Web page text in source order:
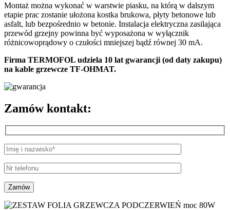
Montaż można wykonać w warstwie piasku, na którą w dalszym
etapie prac zostanie ułożona kostka brukowa, płyty betonowe lub
asfalt, lub bezpośrednio w betonie. Instalacja elektryczna zasilająca
przewód grzejny powinna być wyposażona w wyłącznik
różnicowoprądowy o czułości mniejszej bądź równej 30 mA.
Firma TERMOFOL udziela 10 lat gwarancji (od daty zakupu)
na kable grzewcze TF-OHMAT.
Zamów kontakt: